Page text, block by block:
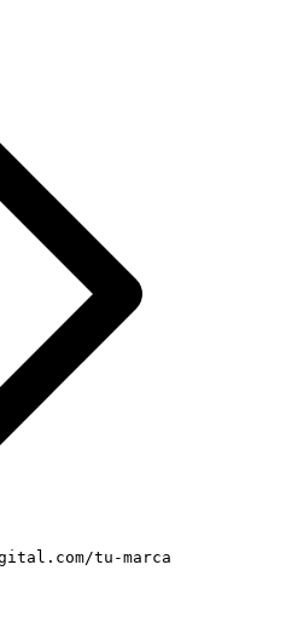
tu-marca